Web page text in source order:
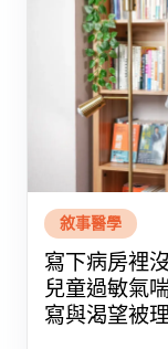
敘事醫學
寫下病房裡
兒童過敏氣
寫與渴望被